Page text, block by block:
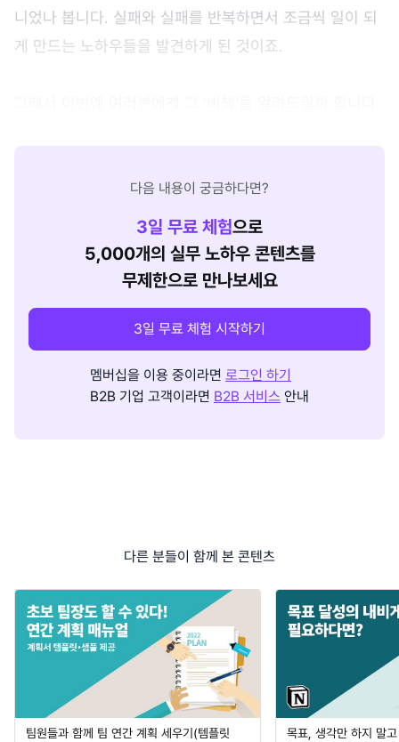
니었나 봅니다. 실패와 실패를 반복하면서 조금씩 일이 되
게 만드는 노하우들을 발견하게 된 것이죠.
다음 내용이 궁금하다면?
3일 무료 체험으로
5,000개의 실무 노하우 콘텐츠를
무제한으로 만나보세요
3일 무료 체험 시작하기
멤버십을 이용 중이라면 로그인 하기
B2B 기업 고객이라면 B2B 서비스 안내
다른 분들이 함께 본 콘텐츠
팀원들과 함께 팀 연간 계획 세우기(템플릿
목표, 생각만 하지 말